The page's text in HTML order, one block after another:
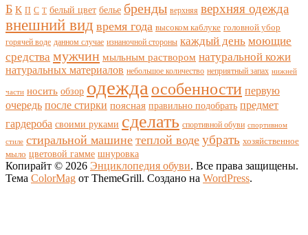
Б К П С Т белый цвет белье бренды верхняя верхняя одежда
внешний вид время года высоком каблуке головной убор
горячей воде данном случае изнаночной стороны каждый день моющие
средства мужчин мыльным раствором натуральной кожи
натуральных материалов небольшое количество неприятный запах нижней
части носить обзор одежда особенности первую
очередь после стирки поясная правильно подобрать предмет
гардероба своими руками сделать спортивной обуви спортивном
стиле стиральной машине теплой воде убрать хозяйственное
мыло цветовой гамме шнуровка
Копирайт © 2026 Энциклопедия обуви. Все права защищены.
Тема ColorMag от ThemeGrill. Создано на WordPress.